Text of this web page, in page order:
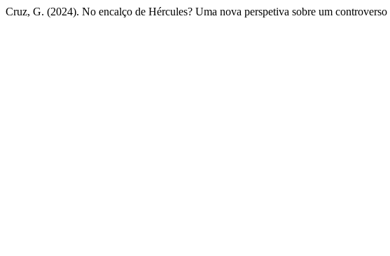
Cruz, G. (2024). No encalço de Hércules? Uma nova perspetiva sobre um